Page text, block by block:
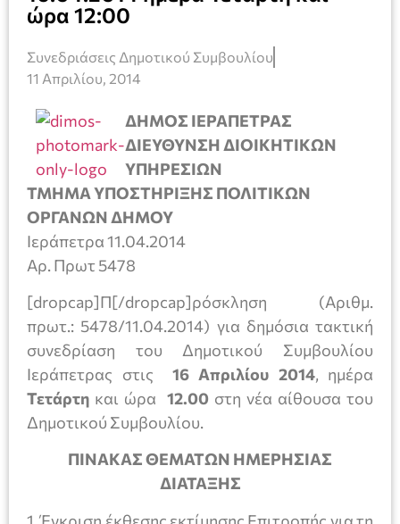
ώρα 12:00
Συνεδριάσεις Δημοτικού Συμβουλίου
11 Απριλίου, 2014
ΔΗΜΟΣ ΙΕΡΑΠΕΤΡΑΣ
ΔΙΕΥΘΥΝΣΗ ΔΙΟΙΚΗΤΙΚΩΝ
ΥΠΗΡΕΣΙΩΝ
ΤΜΗΜΑ ΥΠΟΣΤΗΡΙΞΗΣ ΠΟΛΙΤΙΚΩΝ
ΟΡΓΑΝΩΝ ΔΗΜΟΥ
Ιεράπετρα 11.04.2014
Αρ. Πρωτ 5478
[dropcap]Π[/dropcap]ρόσκληση (Αριθμ.
πρωτ.: 5478/11.04.2014) για δημόσια τακτική
συνεδρίαση του Δημοτικού Συμβουλίου
Ιεράπετρας στις 16 Απριλίου 2014, ημέρα
Τετάρτη και ώρα 12.00 στη νέα αίθουσα του
Δημοτικού Συμβουλίου.
ΠΙΝΑΚΑΣ ΘΕΜΑΤΩΝ ΗΜΕΡΗΣΙΑΣ
ΔΙΑΤΑΞΗΣ